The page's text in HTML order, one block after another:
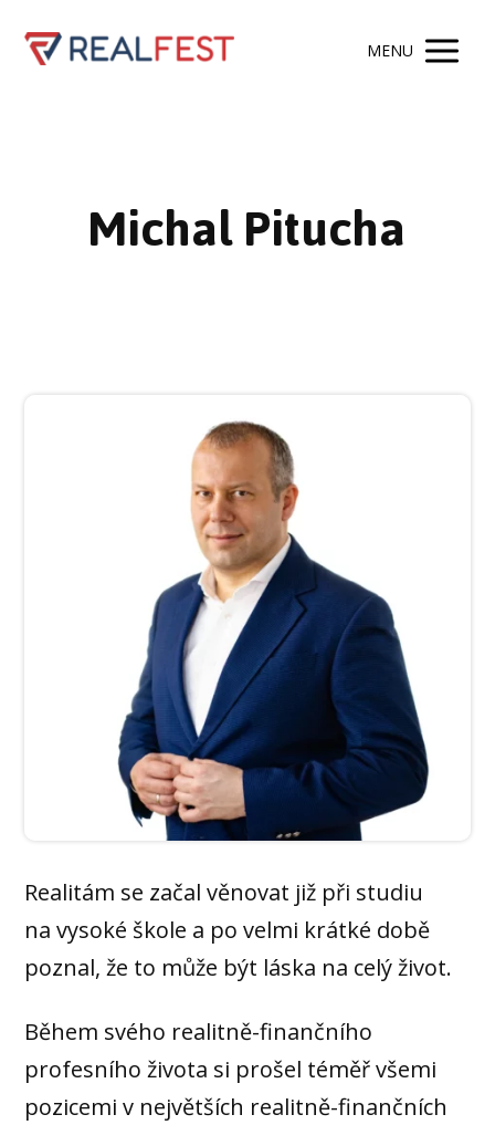
MENU
Michal Pitucha
Realitám se začal věnovat již při studiu
na vysoké škole a po velmi krátké době
poznal, že to může být láska na celý život.
Během svého realitně-finančního
profesního života si prošel téměř všemi
pozicemi v největších realitně-finančních